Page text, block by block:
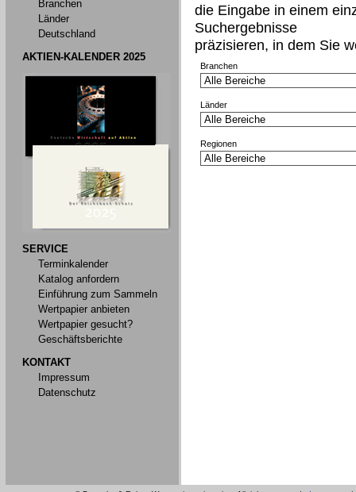
Branchen
Länder
Deutschland
AKTIEN-KALENDER 2025
SERVICE
Terminkalender
Katalog anfordern
Einführung zum Sammeln
Wertpapier anbieten
Wertpapier gesucht?
Geschäftsberichte
KONTAKT
Impressum
Datenschutz
die Eingabe in einem
Suchergebnisse
präzisieren, in dem Sie
Branchen
Länder
Regionen